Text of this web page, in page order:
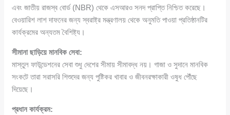
এবং জাতীয় রাজস্ব বোর্ড (NBR) থেকে এসআরও সনদ প্রাপ্তি নিশ্চিত করেছে।
বেওয়ারিশ লাশ দাফনের জন্য স্বরাষ্ট্র মন্ত্রণালয় থেকে অনুমতি পাওয়া প্রতিষ্ঠানটির
কার্যক্রমের অন্যতম বৈশিষ্ট্য।
সীমানা ছাড়িয়ে মানবিক সেবা:
মাস্তুল ফাউন্ডেশনের সেবা শুধু দেশের সীমায় সীমাবদ্ধ নয়। গাজা ও সুদানে মানবিক
সংকটে তারা সরাসরি শিশুদের জন্য পুষ্টিকর খাবার ও জীবনরক্ষাকারী ওষুধ পৌঁছে
দিয়েছে।
প্রধান কার্যক্রম: